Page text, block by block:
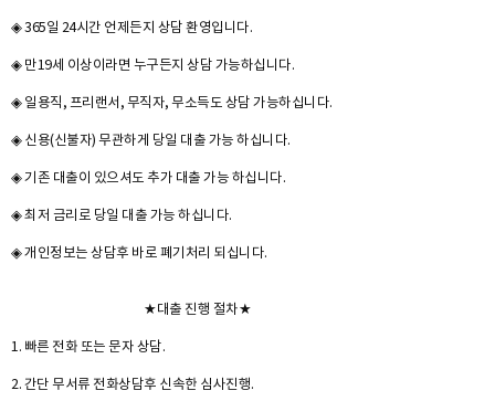
◈ 365일 24시간 언제든지 상담 환영입니다.
◈ 만19세 이상이라면 누구든지 상담 가능하십니다.
◈ 일용직, 프리랜서, 무직자, 무소득도 상담 가능하십니다.
◈ 신용(신불자) 무관하게 당일 대출 가능 하십니다.
◈ 기존 대출이 있으셔도 추가 대출 가능 하십니다.
◈ 최저 금리로 당일 대출 가능 하십니다.
◈ 개인정보는 상담후 바로 폐기처리 되십니다.
★대출 진행 절차★
1. 빠른 전화 또는 문자 상담.
2. 간단 무서류 전화상담후 신속한 심사진행.